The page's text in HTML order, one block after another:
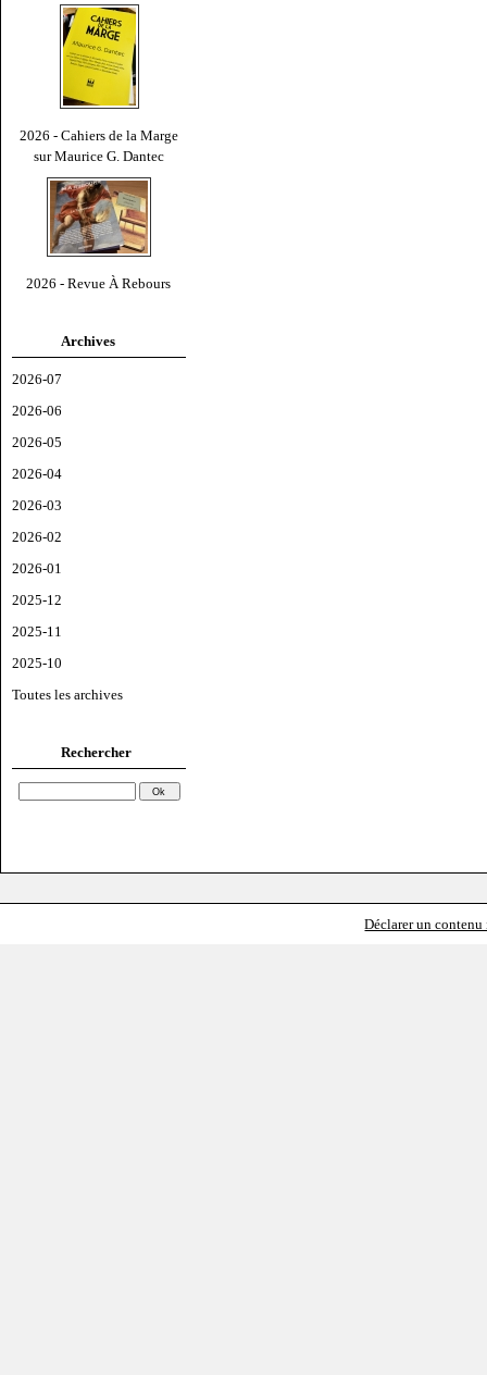
2026 - Cahiers de la Marge
sur Maurice G. Dantec
2026 - Revue À Rebours
Archives
2026-07
2026-06
2026-05
2026-04
2026-03
2026-02
2026-01
2025-12
2025-11
2025-10
Toutes les archives
Rechercher
Déclarer un